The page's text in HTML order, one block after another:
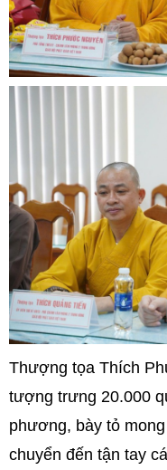
Thượng tọa Thích
tượng trưng 20.000
phương, bày tỏ
chuyển đến tận tay